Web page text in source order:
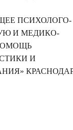
ПСИХОЛОГО-
И МЕДИКО-
И